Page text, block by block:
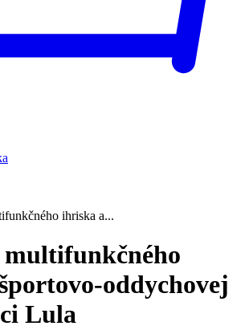
ihriska a...
multifunkčného
oddychovej
Lula